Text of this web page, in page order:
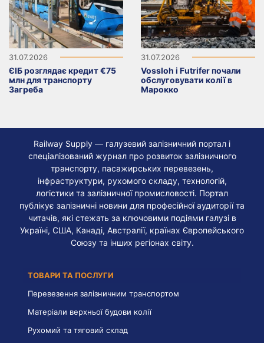
31.07.2026
ЄІБ розглядає кредит €75
млн для транспорту
Загреба
31.07.2026
Vossloh і Futrifer почали
обслуговувати колії в
Марокко
Railway Supply — галузевий залізничний портал і
спеціалізований журнал про розвиток залізничного
транспорту, пасажирських перевезень,
інфраструктури, рухомого складу, технологій,
логістики та залізничної промисловості. Портал
публікує залізничні новини для професійної аудиторії та
читачів, які стежать за ключовими подіями галузі в
Україні, США, Канаді, Австралії, країнах Європейського
Союзу та інших регіонах світу.
ТОВАРИ ТА ПОСЛУГИ
Перевезення залізничним транспортом
Матеріали верхньої будови колії
Рухомий та тяговий склад